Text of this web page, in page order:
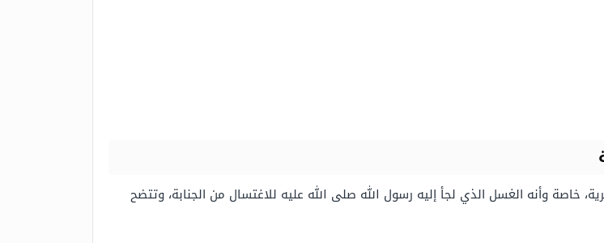
خاصة وأنه الغسل الذي لجأ إليه رسول الله صلى الله عليه للاغتسال من الجنابة، وتتضح